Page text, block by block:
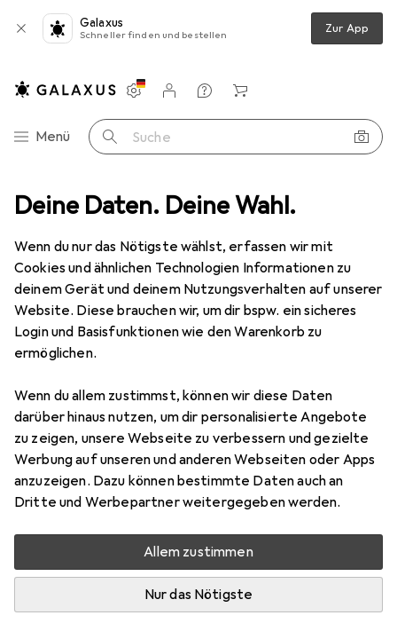
Deine Daten. Deine Wahl.
Wenn du nur das Nötigste wählst, erfassen wir mit
Cookies und ähnlichen Technologien Informationen zu
deinem Gerät und deinem Nutzungsverhalten auf unserer
Website. Diese brauchen wir, um dir bspw. ein sicheres
Login und Basisfunktionen wie den Warenkorb zu
ermöglichen.
Wenn du allem zustimmst, können wir diese Daten
darüber hinaus nutzen, um dir personalisierte Angebote
zu zeigen, unsere Webseite zu verbessern und gezielte
Werbung auf unseren und anderen Webseiten oder Apps
anzuzeigen. Dazu können bestimmte Daten auch an
Dritte und Werbepartner weitergegeben werden.
Allem zustimmen
Nur das Nötigste
Galaxus
Schneller finden und bestellen Zur App
Navigation nach Kategorien
Menü Suche
Einstellungen
Kundenkonto
Vergleichslisten
Merklisten
Warenkorb
Schlaftextilien Bettwäsche Traumschlaf Hotelbettwäsche
5 Bilder
Traumschlaf Hotelbettwäsche
Preis in EUR inkl. MwSt.
EUR
72,–
19
Bewertungen Marke
Mehr von Traumschlaf
Zwischen Di, 11.8. und Do, 13.8. geliefert
Mehr als 10 Stück an Lager beim Drittanbieter
Lieferort angeben für genaue Lieferzeit